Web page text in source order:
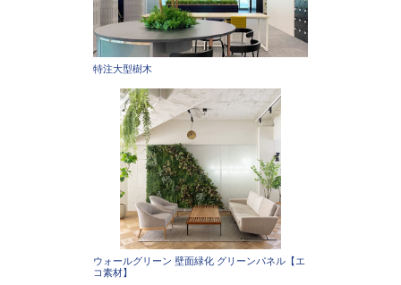
特注大型樹木
ウォールグリーン 壁面緑化 グリーンパネル【エ
コ素材】